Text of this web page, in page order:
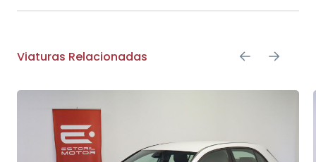
Viaturas Relacionadas